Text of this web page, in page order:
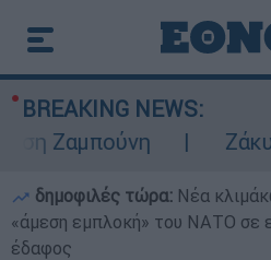
BREAKING NEWS:
Ζάκυνθος:
δημοφιλές τώρα: Νέα
«άμεση εμπλοκή» του ΝΑΤΟ σε
έδαφος